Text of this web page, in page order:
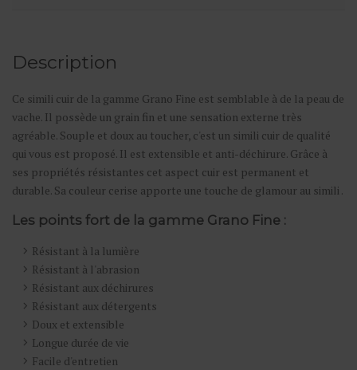
Description
Ce simili cuir de la gamme Grano Fine est semblable à de la peau de
vache. Il possède un grain fin et une sensation externe très
agréable. Souple et doux au toucher, c'est un simili cuir de qualité
qui vous est proposé. Il est extensible et anti-déchirure. Grâce à
ses propriétés résistantes cet aspect cuir est permanent et
durable. Sa couleur cerise apporte une touche de glamour au simili .
Les points fort de la gamme Grano Fine :
Résistant à la lumière
Résistant à l'abrasion
Résistant aux déchirures
Résistant aux détergents
Doux et extensible
Longue durée de vie
Facile d'entretien